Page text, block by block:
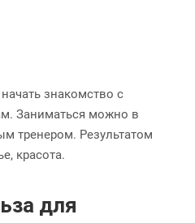
знакомство с
Заниматься можно в
тренером. Результатом
красота.
для